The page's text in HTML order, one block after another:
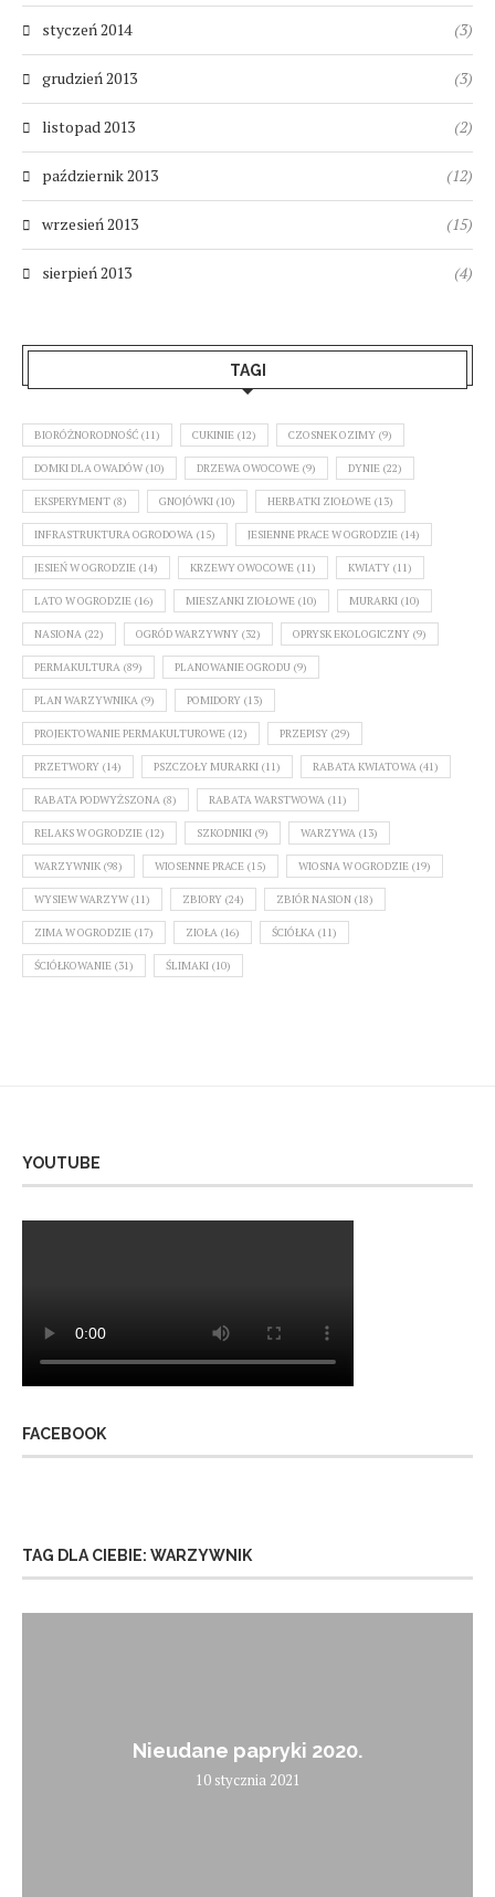
styczeń 2014 (3)
grudzień 2013 (3)
listopad 2013 (2)
październik 2013 (12)
wrzesień 2013 (15)
sierpień 2013 (4)
TAGI
BIORÓŻNORODNOŚĆ (11) CUKINIE (12) CZOSNEK OZIMY (9)
DOMKI DLA OWADÓW (10) DRZEWA OWOCOWE (9) DYNIE (22)
EKSPERYMENT (8) GNOJÓWKI (10) HERBATKI ZIOŁOWE (13)
INFRASTRUKTURA OGRODOWA (15) JESIENNE PRACE W OGRODZIE (14)
JESIEŃ W OGRODZIE (14) KRZEWY OWOCOWE (11) KWIATY (11)
LATO W OGRODZIE (16) MIESZANKI ZIOŁOWE (10) MURARKI (10)
NASIONA (22) OGRÓD WARZYWNY (32) OPRYSK EKOLOGICZNY (9)
PERMAKULTURA (89) PLANOWANIE OGRODU (9)
PLAN WARZYWNIKA (9) POMIDORY (13)
PROJEKTOWANIE PERMAKULTUROWE (12) PRZEPISY (29)
PRZETWORY (14) PSZCZOŁY MURARKI (11) RABATA KWIATOWA (41)
RABATA PODWYŻSZONA (8) RABATA WARSTWOWA (11)
RELAKS W OGRODZIE (12) SZKODNIKI (9) WARZYWA (13)
WARZYWNIK (98) WIOSENNE PRACE (15) WIOSNA W OGRODZIE (19)
WYSIEW WARZYW (11) ZBIORY (24) ZBIÓR NASION (18)
ZIMA W OGRODZIE (17) ZIOŁA (16) ŚCIÓŁKA (11)
ŚCIÓŁKOWANIE (31) ŚLIMAKI (10)
YOUTUBE
FACEBOOK
TAG DLA CIEBIE: WARZYWNIK
Nieudane papryki 2020.
10 stycznia 2021